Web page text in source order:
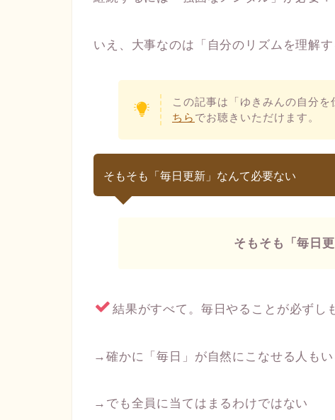
いえ、大事なのは「自分のリズムを理解す
この記事は「ゆきみんの自分
ちら でお聴きいただけます。
そもそも「毎日更新」なんて必要ない
そもそも「毎日
結果がすべて。毎日やることが必ずし
→確かに「毎日」が自然にこなせる人もい
→でも全員に当てはまるわけではない